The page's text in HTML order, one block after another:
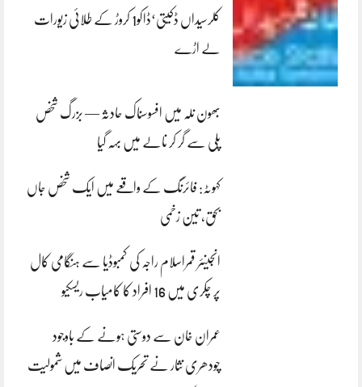
کلرسیداں ڈکیتی‘ڈاکو1 کروڑ کے طلائی زیورات
لے اڑے
بھون نلہ میں افسوسناک حادثہ — بزرگ شخص
پلی سے گر کر نالے میں بہہ گیا
کہوٹہ: فائرنگ کے واقعے میں ایک شخص جاں
بحق، تین زخمی
انجینئر قمراسلام راجہ کی کمبوڈیا سے ہنگامی کال
پر چکری میں 16 افراد کا کامیاب ریسکیو
عمران خان سے دوستی ہونے کے باوجود
چودھری نثار نے تحریک انصاف میں شمولیت